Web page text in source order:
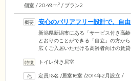
個室 / 20.49m2 / プラン2
安心のバリアフリー設計で、自
す
新潟県新潟市にある「サービス付き高
とおりのことができる「自立」の方か
広くご入居いただける高齢者向けの賃
住まいをご用意しました。廊下は幅広
お部屋は、プライバシーに配慮した個
トイレ付き居室
定員16名 /居室16室 /2014年2月設立 /